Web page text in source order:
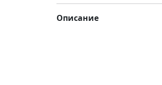
Описание